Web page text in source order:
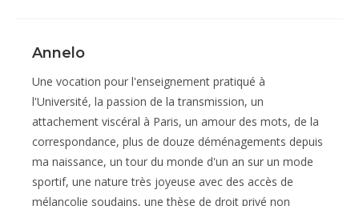
Annelo
Une vocation pour l'enseignement pratiqué à
l'Université, la passion de la transmission, un
attachement viscéral à Paris, un amour des mots, de la
correspondance, plus de douze déménagements depuis
ma naissance, un tour du monde d'un an sur un mode
sportif, une nature très joyeuse avec des accès de
mélancolie soudains, une thèse de droit privé non